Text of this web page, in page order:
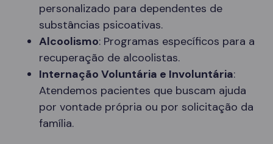
personalizado para dependentes de
substâncias psicoativas.
Alcoolismo: Programas específicos para a
recuperação de alcoolistas.
Internação Voluntária e Involuntária:
Atendemos pacientes que buscam ajuda
por vontade própria ou por solicitação da
família.